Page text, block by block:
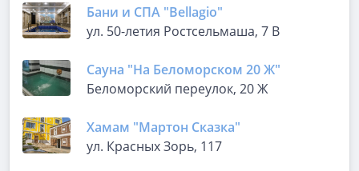
Бани и СПА "Bellagio"
ул. 50-летия Ростсельмаша, 7 В
Сауна "На Беломорском 20 Ж"
Беломорский переулок, 20 Ж
Хамам "Мартон Сказка"
ул. Красных Зорь, 117